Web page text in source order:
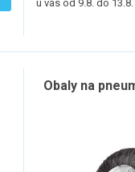
u vás od 9.8. do 13.8.
Obaly na